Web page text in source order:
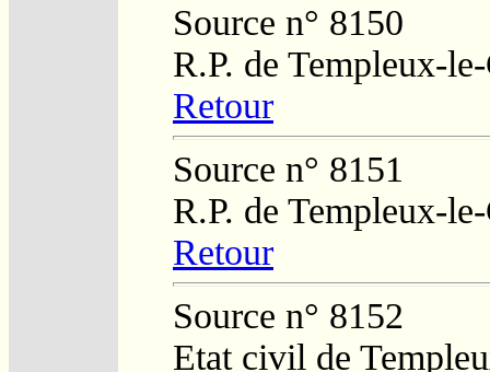
Source n° 8150
R.P. de Templeux-
Retour
Source n° 8151
R.P. de Templeux-
Retour
Source n° 8152
Etat civil de